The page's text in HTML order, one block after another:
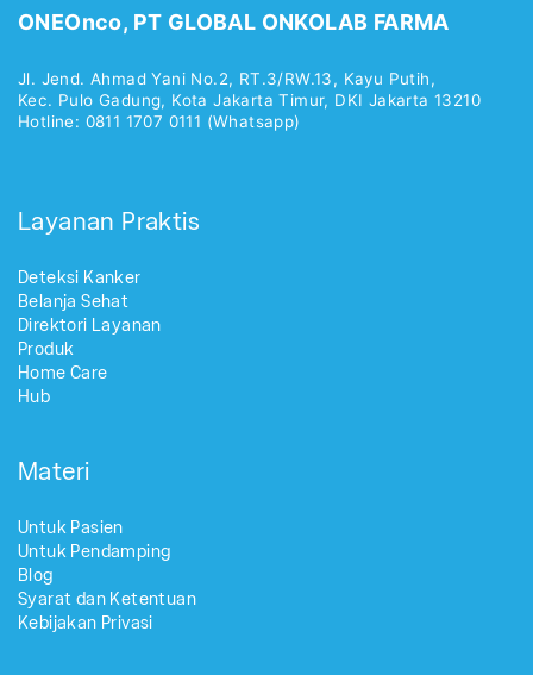
ONEOnco, PT GLOBAL ONKOLAB FARMA
Jl. Jend. Ahmad Yani No.2, RT.3/RW.13, Kayu Putih,
Kec. Pulo Gadung, Kota Jakarta Timur, DKI Jakarta 13210
Hotline: 0811 1707 0111 (Whatsapp)
Layanan Praktis
Deteksi Kanker
Belanja Sehat
Direktori Layanan
Produk
Home Care
Hub
Materi
Untuk Pasien
Untuk Pendamping
Blog
Syarat dan Ketentuan
Kebijakan Privasi